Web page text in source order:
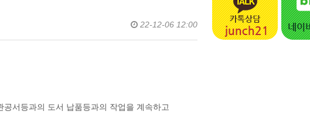
22-12-06 12:00
서등과의 도서 납품등과의 작업을 계속하고